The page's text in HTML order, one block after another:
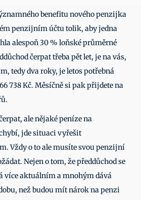
benefitu nového penzijka
penzijním účtu tolik, aby jedna
alespoň 30 % loňské průměrné
čerpat třeba pět let, je na vás,
tedy dva roky, je letos potřebná
738 Kč. Měsíčně si pak přijdete na
ale nějaké peníze na
jde situaci vyřešit
Vždy o to ale musíte svou penzijní
Nejen o tom, že předdůchod se
více aktuálním a mnohým dává
než budou mít nárok na penzi